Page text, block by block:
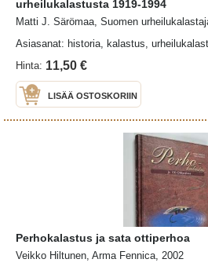
urheilukalastusta 1919-1994
Matti J. Särömaa, Suomen
Asiasanat: historia, kalastus,
Hinta: 11,50 €
LISÄÄ OSTOSKORIIN
Perhokalastus ja sata ottiperhoa
Veikko Hiltunen, Arma Fennica, 2002